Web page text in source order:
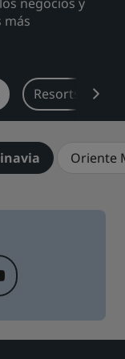
Radisson
& Suites
más
Resorts
Oriente